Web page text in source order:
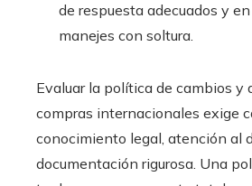
de respuesta adecuados y
manejes con soltura.
Evaluar la política de cambios y
compras internacionales exige
conocimiento legal, atención al
documentación rigurosa. Una